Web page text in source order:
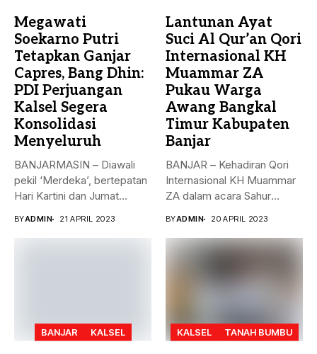
Megawati
Soekarno Putri
Tetapkan Ganjar
Capres, Bang Dhin:
PDI Perjuangan
Kalsel Segera
Konsolidasi
Menyeluruh
BANJARMASIN – Diawali
pekil ‘Merdeka’, bertepatan
Hari Kartini dan Jumat
BYADMIN 21 APRIL 2023
Lantunan Ayat
Suci Al Qur’an Qori
Internasional KH
Muammar ZA
Pukau Warga
Awang Bangkal
Timur Kabupaten
Banjar
BANJAR – Kehadiran Qori
Internasional KH Muammar
ZA dalam acara Sahur
BYADMIN 20 APRIL 2023
BANJAR KALSEL KALSEL TANAH BUMBU